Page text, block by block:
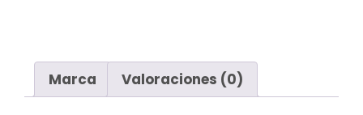
Marca Valoraciones (0)